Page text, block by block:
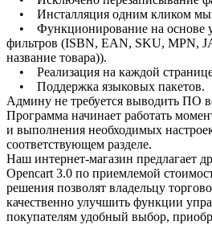
• Инсталляция одним кликом
• Функционирование на основе
фильтров (ISBN, EAN, SKU, MPN,
название товара)).
• Реализация на каждой
• Поддержка языковых пакетов.
Админу не требуется выводить ПО
Программа начинает работать
и выполнения необходимых
соответствующем разделе.
Наш интернет-магазин предлагает
Opencart 3.0 по приемлемой
решения позволят владельцу
качественно улучшить функции
покупателям удобный выбор,